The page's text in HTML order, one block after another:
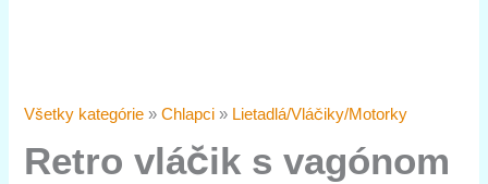
Všetky kategórie»Chlapci » Lietadlá/Vláčiky/Motorky
Retro vláčik s vagónom